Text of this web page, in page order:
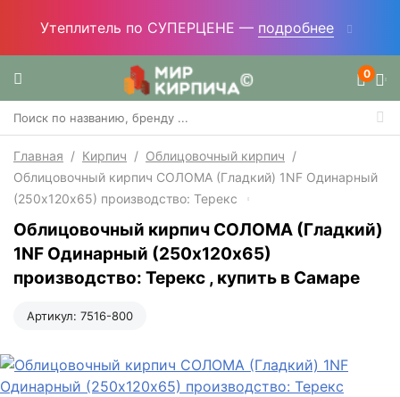
Утеплитель по СУПЕРЦЕНЕ — подробнее
0
Главная / Кирпич / Облицовочный кирпич /
Облицовочный кирпич СОЛОМА (Гладкий) 1NF Одинарный
(250х120х65) производство: Терекс
Облицовочный кирпич СОЛОМА (Гладкий)
1NF Одинарный (250х120х65)
производство: Терекс , купить в Самаре
Артикул: 7516-800